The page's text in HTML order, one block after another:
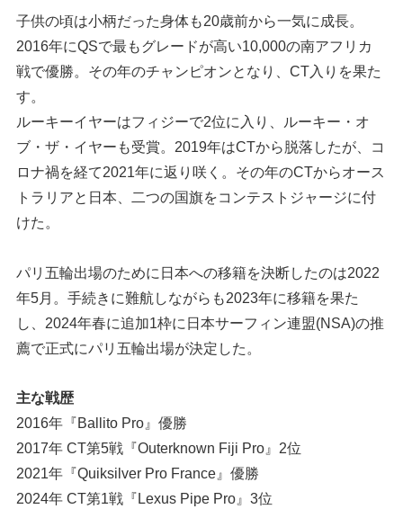
子供の頃は小柄だった身体も20歳前から一気に成長。
2016年にQSで最もグレードが高い10,000の南アフリカ
戦で優勝。その年のチャンピオンとなり、CT入りを果た
す。
ルーキーイヤーはフィジーで2位に入り、ルーキー・オ
ブ・ザ・イヤーも受賞。2019年はCTから脱落したが、コ
ロナ禍を経て2021年に返り咲く。その年のCTからオース
トラリアと日本、二つの国旗をコンテストジャージに付
けた。
パリ五輪出場のために日本への移籍を決断したのは2022
年5月。手続きに難航しながらも2023年に移籍を果た
し、2024年春に追加1枠に日本サーフィン連盟(NSA)の推
薦で正式にパリ五輪出場が決定した。
主な戦歴
2016年『Ballito Pro』優勝
2017年 CT第5戦『Outerknown Fiji Pro』2位
2021年『Quiksilver Pro France』優勝
2024年 CT第1戦『Lexus Pipe Pro』3位